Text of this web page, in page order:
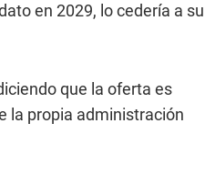
en 2029, lo cedería a su
que la oferta es
la propia administración